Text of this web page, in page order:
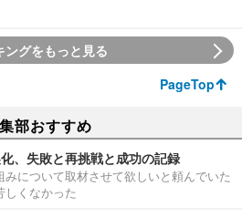
ングをもっと見る
PageTop
部おすすめ
、失敗と再挑戦と成功の記録
みについて取材させて欲しいと頼んでいた
しくなかった